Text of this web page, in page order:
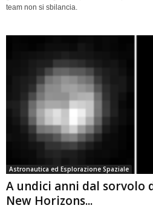
team non si sbilancia.
Astronautica ed Esplorazione Spaziale
A undici anni dal sorvolo
New Horizons...